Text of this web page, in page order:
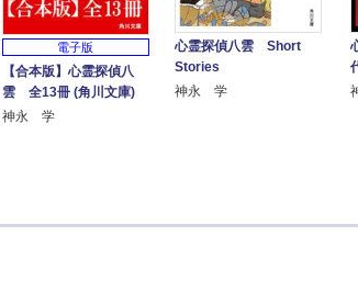
電子版
【合本版】心霊探偵八
雲 全13冊 (角川文庫)
神永 学
心霊探偵八雲 Short
Stories
神永 学